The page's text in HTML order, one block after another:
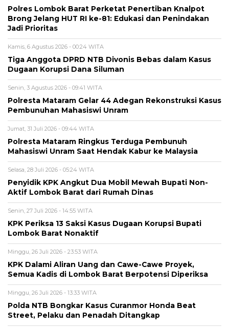
Polres Lombok Barat Perketat Penertiban Knalpot
Brong Jelang HUT RI ke-81: Edukasi dan Penindakan
Jadi Prioritas
Kamis, 6 Agustus 2026 - 00:24 WITA
Tiga Anggota DPRD NTB Divonis Bebas dalam Kasus
Dugaan Korupsi Dana Siluman
Senin, 3 Agustus 2026 - 09:41 WITA
Polresta Mataram Gelar 44 Adegan Rekonstruksi Kasus
Pembunuhan Mahasiswi Unram
Jumat, 31 Juli 2026 - 09:44 WITA
Polresta Mataram Ringkus Terduga Pembunuh
Mahasiswi Unram Saat Hendak Kabur ke Malaysia
Selasa, 28 Juli 2026 - 05:24 WITA
Penyidik KPK Angkut Dua Mobil Mewah Bupati Non-
Aktif Lombok Barat dari Rumah Dinas
Senin, 27 Juli 2026 - 14:55 WITA
KPK Periksa 13 Saksi Kasus Dugaan Korupsi Bupati
Lombok Barat Nonaktif
Minggu, 26 Juli 2026 - 23:53 WITA
KPK Dalami Aliran Uang dan Cawe-Cawe Proyek,
Semua Kadis di Lombok Barat Berpotensi Diperiksa
Minggu, 26 Juli 2026 - 13:33 WITA
Polda NTB Bongkar Kasus Curanmor Honda Beat
Street, Pelaku dan Penadah Ditangkap